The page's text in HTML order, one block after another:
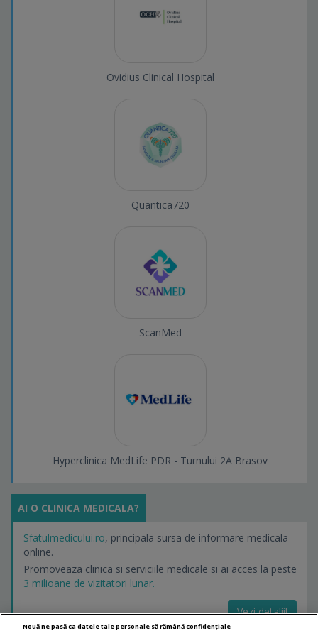
Ovidius Clinical Hospital
Quantica720
ScanMed
Hyperclinica MedLife PDR - Turnului 2A Brasov
AI O CLINICA MEDICALA?
Sfatulmedicului.ro, principala sursa de informare medicala
online.
Promoveaza clinica si serviciile medicale si ai acces la peste
3 milioane de vizitatori lunar.
Vezi detalii!
Nouă ne pasă ca datele tale personale să rămână confidențiale